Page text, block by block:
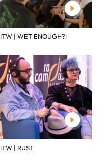
ITW | WET ENOUGH?!
ITW | RUST